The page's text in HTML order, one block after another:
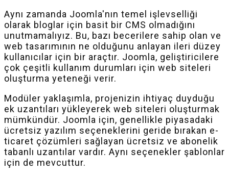
Aynı zamanda Joomla'nın temel işlevselliği
olarak bloglar için basit bir CMS olmadığını
unutmamalıyız. Bu, bazı becerilere sahip olan ve
web tasarımının ne olduğunu anlayan ileri düzey
kullanıcılar için bir araçtır. Joomla, geliştiricilere
çok çeşitli kullanım durumları için web siteleri
oluşturma yeteneği verir.
Modüler yaklaşımla, projenizin ihtiyaç duyduğu
ek uzantıları yükleyerek web siteleri oluşturmak
mümkündür. Joomla için, genellikle piyasadaki
ücretsiz yazılım seçeneklerini geride bırakan e-
ticaret çözümleri sağlayan ücretsiz ve abonelik
tabanlı uzantılar vardır. Aynı seçenekler şablonlar
için de mevcuttur.